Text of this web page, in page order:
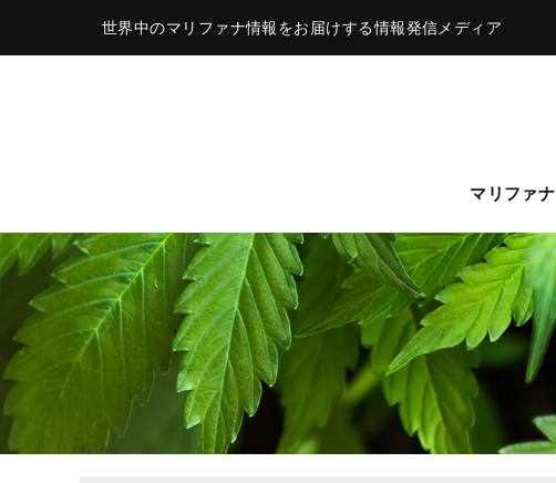
世界中のマリファナ情報をお届けする情報発信メディア
マリファナ